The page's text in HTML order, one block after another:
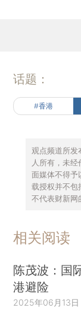
话题：
#香港
观点频道所发
人所有，未
面媒体不得予
载授权并不包
不代表财新网
相关阅读
陈茂波：国
港避险
2025年06月13日